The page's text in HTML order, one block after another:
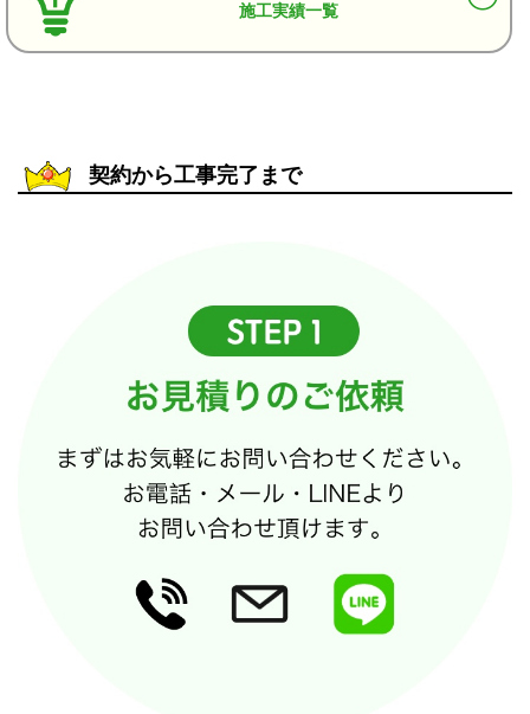
施工実績一覧
契約から工事完了まで